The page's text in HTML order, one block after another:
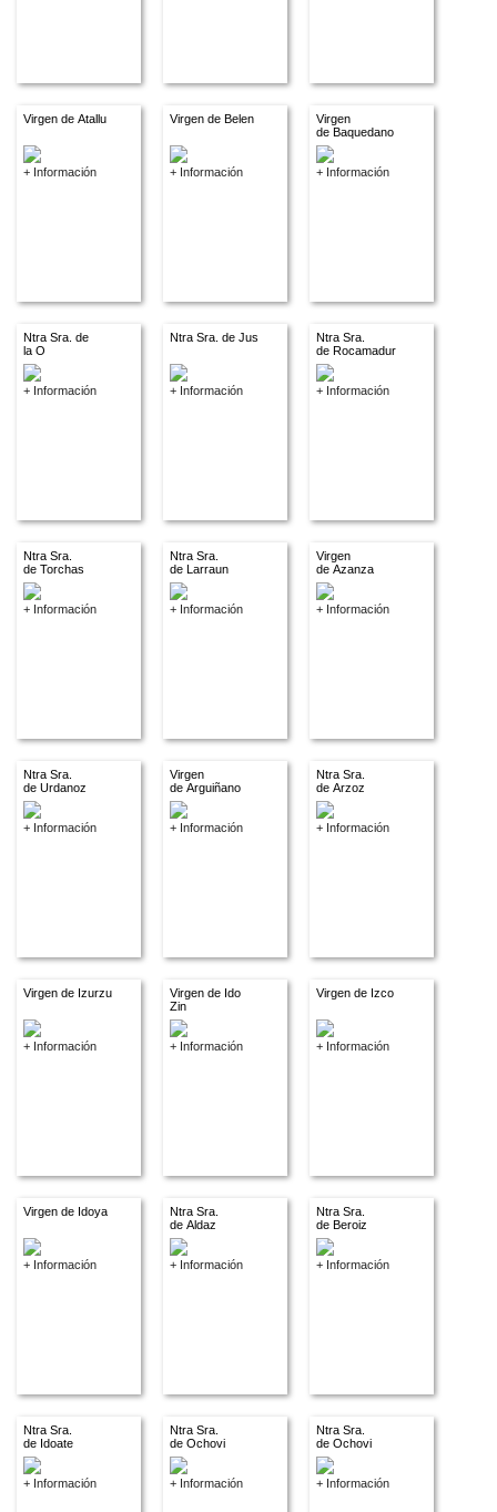
Virgen de Atallu
+ Información
Virgen de Belen
+ Información
Virgen
de Baquedano
+ Información
Ntra Sra. de
la O
+ Información
Ntra Sra. de Jus
+ Información
Ntra Sra.
de Rocamadur
+ Información
Ntra Sra.
de Torchas
+ Información
Ntra Sra.
de Larraun
+ Información
Virgen
de Azanza
+ Información
Ntra Sra.
de Urdanoz
+ Información
Virgen
de Arguiñano
+ Información
Ntra Sra.
de Arzoz
+ Información
Virgen de Izurzu
+ Información
Virgen de Ido
Zin
+ Información
Virgen de Izco
+ Información
Virgen de Idoya
+ Información
Ntra Sra.
de Aldaz
+ Información
Ntra Sra.
de Beroiz
+ Información
Ntra Sra.
de Idoate
+ Información
Ntra Sra.
de Ochovi
+ Información
Ntra Sra.
de Ochovi
+ Información